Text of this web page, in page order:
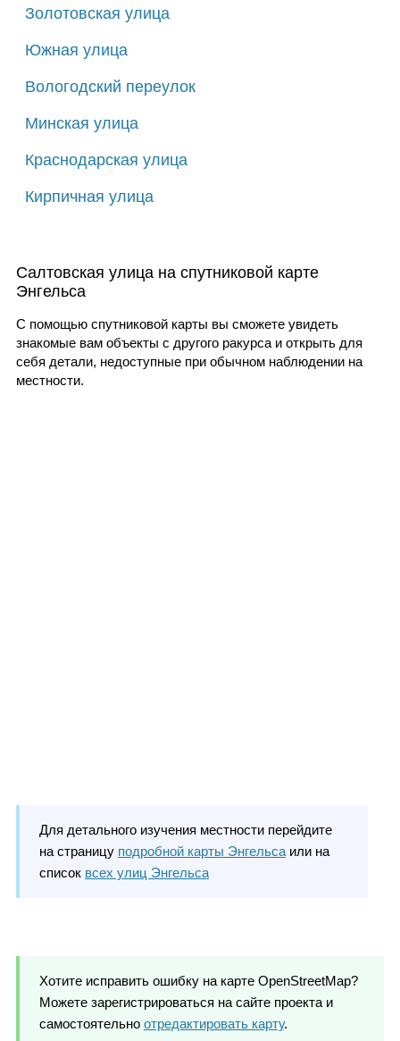
Золотовская улица
Южная улица
Вологодский переулок
Минская улица
Краснодарская улица
Кирпичная улица
Салтовская улица на спутниковой карте
Энгельса
С помощью спутниковой карты вы сможете увидеть
знакомые вам объекты с другого ракурса и открыть для
себя детали, недоступные при обычном наблюдении на
местности.
Для детального изучения местности перейдите
на страницу подробной карты Энгельсаили на
список всех улиц Энгельса
Хотите исправить ошибку на карте OpenStreetMap?
Можете зарегистрироваться на сайте проекта и
самостоятельно отредактировать карту.